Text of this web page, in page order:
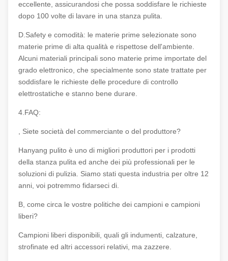
eccellente, assicurandosi che possa soddisfare le richieste
dopo 100 volte di lavare in una stanza pulita.
D.Safety e comodità: le materie prime selezionate sono
materie prime di alta qualità e rispettose dell'ambiente.
Alcuni materiali principali sono materie prime importate del
grado elettronico, che specialmente sono state trattate per
soddisfare le richieste delle procedure di controllo
elettrostatiche e stanno bene durare.
4.FAQ:
, Siete società del commerciante o del produttore?
Hanyang pulito è uno di migliori produttori per i prodotti
della stanza pulita ed anche dei più professionali per le
soluzioni di pulizia. Siamo stati questa industria per oltre 12
anni, voi potremmo fidarseci di.
B, come circa le vostre politiche dei campioni e campioni
liberi?
Campioni liberi disponibili, quali gli indumenti, calzature,
strofinate ed altri accessori relativi, ma zazzere.